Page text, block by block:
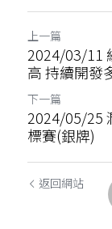
上一篇
2024/03/11
高 持續開發
下一篇
2024/05/25
標賽(銀牌)
返回網站